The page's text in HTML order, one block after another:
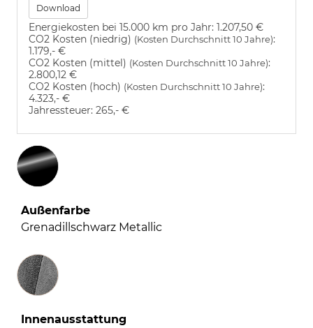
Download
Energiekosten bei 15.000 km pro Jahr: 1.207,50 €
CO2 Kosten (niedrig) (Kosten Durchschnitt 10 Jahre):
1.179,- €
CO2 Kosten (mittel) (Kosten Durchschnitt 10 Jahre):
2.800,12 €
CO2 Kosten (hoch) (Kosten Durchschnitt 10 Jahre):
4.323,- €
Jahressteuer: 265,- €
Außenfarbe
Grenadillschwarz Metallic
Innenausstattung
Innenausstattung